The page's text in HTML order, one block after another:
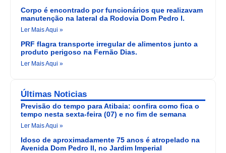
Corpo é encontrado por funcionários que realizavam
manutenção na lateral da Rodovia Dom Pedro I.
Ler Mais Aqui »
PRF flagra transporte irregular de alimentos junto a
produto perigoso na Fernão Dias.
Ler Mais Aqui »
Últimas Noticias
Previsão do tempo para Atibaia: confira como fica o
tempo nesta sexta-feira (07) e no fim de semana
Ler Mais Aqui »
Idoso de aproximadamente 75 anos é atropelado na
Avenida Dom Pedro II, no Jardim Imperial